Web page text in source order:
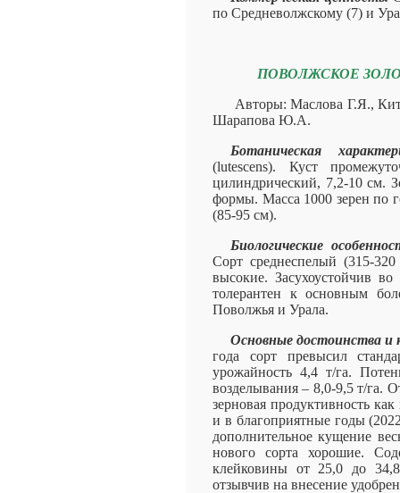
по Средневолжскому (7) и
ПОВОЛЖСКОЕ
Авторы: Маслова Г.Я.,
Шарапова Ю.А.
Ботаническая
(lutescens). Куст
цилиндрический, 7,2-10 см.
формы. Масса 1000 зерен по
(85-95 см).
Биологические
Сорт среднеспелый (315-320
высокие. Засухоустойчив
толерантен к основным
Поволжья и Урала.
Основные достоинства и
года сорт превысил
урожайность 4,4 т/га.
возделывания – 8,0-9,5 т/га.
зерновая продуктивность
и в благоприятные годы
дополнительное кущение
нового сорта хорошие.
клейковины от 25,0 до
отзывчив на внесение